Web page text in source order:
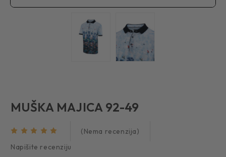
MUŠKA MAJICA 92-49
(Nema recenzija)
Napišite recenziju